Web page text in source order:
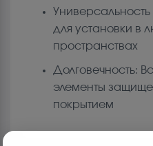
для установки в
пространствах
Долговечность:
элементы
покрытием